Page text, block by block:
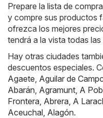
Prepare la lista de
y compre sus productos
ofrezca los mejores
tendrá a la vista todas
Hay otras ciudades
descuentos especiales.
Agaete Aguilar de
Abarán Agramunt A
Frontera Abrera A
Aceuchal Alagón.